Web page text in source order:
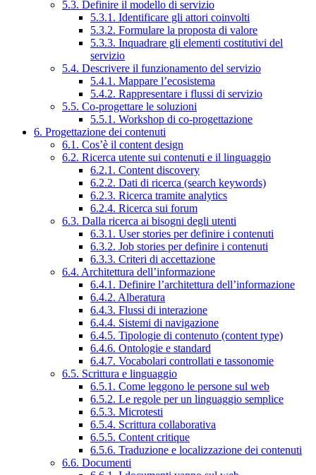
5.3. Definire il modello di servizio
5.3.1. Identificare gli attori coinvolti
5.3.2. Formulare la proposta di valore
5.3.3. Inquadrare gli elementi costitutivi del
servizio
5.4. Descrivere il funzionamento del servizio
5.4.1. Mappare l’ecosistema
5.4.2. Rappresentare i flussi di servizio
5.5. Co-progettare le soluzioni
5.5.1. Workshop di co-progettazione
6. Progettazione dei contenuti
6.1. Cos’è il content design
6.2. Ricerca utente sui contenuti e il linguaggio
6.2.1. Content discovery
6.2.2. Dati di ricerca (search keywords)
6.2.3. Ricerca tramite analytics
6.2.4. Ricerca sui forum
6.3. Dalla ricerca ai bisogni degli utenti
6.3.1. User stories per definire i contenuti
6.3.2. Job stories per definire i contenuti
6.3.3. Criteri di accettazione
6.4. Architettura dell’informazione
6.4.1. Definire l’architettura dell’informazione
6.4.2. Alberatura
6.4.3. Flussi di interazione
6.4.4. Sistemi di navigazione
6.4.5. Tipologie di contenuto (content type)
6.4.6. Ontologie e standard
6.4.7. Vocabolari controllati e tassonomie
6.5. Scrittura e linguaggio
6.5.1. Come leggono le persone sul web
6.5.2. Le regole per un linguaggio semplice
6.5.3. Microtesti
6.5.4. Scrittura collaborativa
6.5.5. Content critique
6.5.6. Traduzione e localizzazione dei contenuti
6.6. Documenti